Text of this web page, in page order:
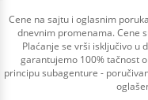
Cene na sajtu i oglasnim
dnevnim promenama. Cene
Plaćanje se vrši isključivo u
garantujemo 100% tačnost
principu subagenture -